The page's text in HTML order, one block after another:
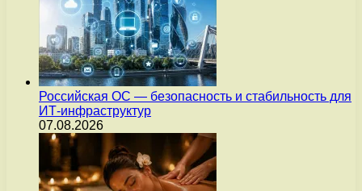
Российская ОС — безопасность и стабильность для
ИТ-инфраструктур
07.08.2026